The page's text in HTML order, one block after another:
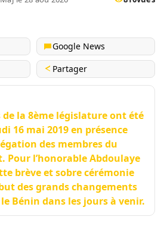
Google News
Partager
de la 8ème législature ont été
16 mai 2019 en présence
des membres du
Pour l’honorable Abdoulaye
brève et sobre cérémonie
des grands changements
Bénin dans les jours à venir.